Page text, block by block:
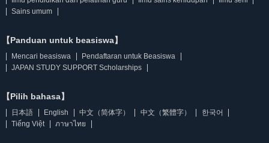
Sains umum
【Panduan untuk beasiswa】
Mencari beasiswa
Pendaftaran untuk Beasiswa
JAPAN STUDY SUPPORT Scholarships
【Pilih bahasa】
日本語 English 中文（简体字） 中文（繁體字）
한국어
Tiếng Việt
ภาษาไทย